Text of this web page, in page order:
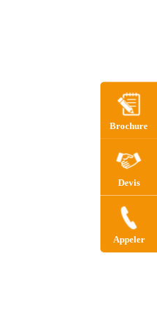
Brochure
Devis
Appeler